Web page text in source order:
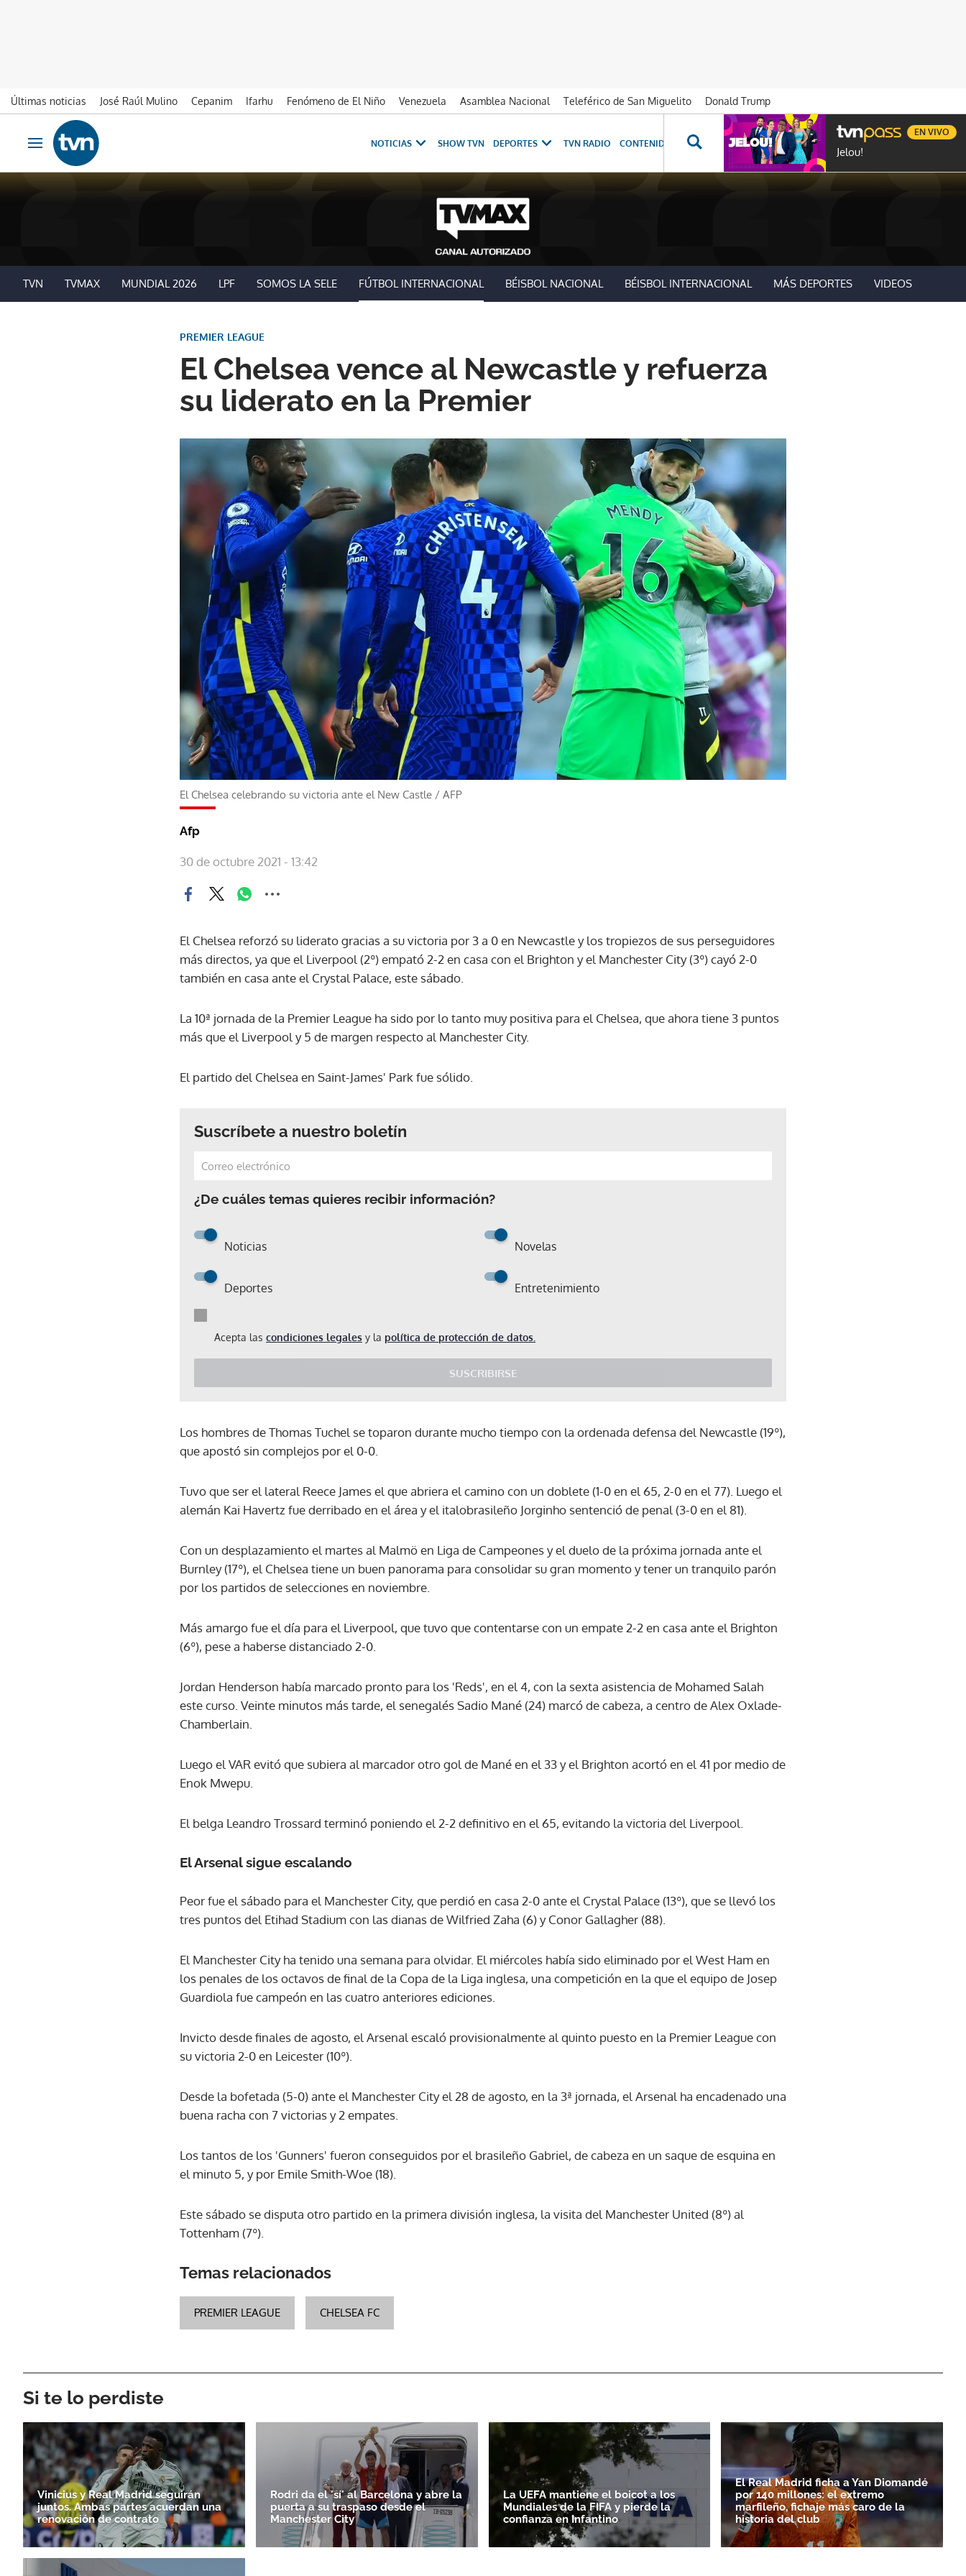
Últimas noticias José Raúl Mulino Cepanim Ifarhu Fenómeno de El Niño Venezuela Asamblea Nacional Teleférico de San Miguelito
Donald Trump
Ir al contenido
Obrir navegació
NOTICIAS SHOW TVN DEPORTES TVN RADIO CONTENIDOS ESPECIALES NOVELAS PROGRAMAS GENTE TVN
Jelou!
EN VIVO
TVN TVMAX MUNDIAL 2026 LPF SOMOS LA SELE FÚTBOL INTERNACIONAL BÉISBOL NACIONAL BÉISBOL INTERNACIONAL MÁS DEPORTES VIDEOS
El Chelsea vence al Newcastle y refuerza
su liderato en la Premier
PREMIER LEAGUE
El Chelsea celebrando su victoria ante el New Castle / AFP
Afp
30 de octubre 2021 - 13:42
El Chelsea reforzó su liderato gracias a su victoria por 3 a 0 en Newcastle y los tropiezos de sus perseguidores
más directos, ya que el Liverpool (2º) empató 2-2 en casa con el Brighton y el Manchester City (3º) cayó 2-0
también en casa ante el Crystal Palace, este sábado.
La 10ª jornada de la Premier League ha sido por lo tanto muy positiva para el Chelsea, que ahora tiene 3 puntos
más que el Liverpool y 5 de margen respecto al Manchester City.
El partido del Chelsea en Saint-James' Park fue sólido.
Suscríbete a nuestro boletín
¿De cuáles temas quieres recibir información?
Noticias Novelas
Deportes Entretenimiento
Acepta las condiciones legales y la política de protección de datos.
SUSCRIBIRSE
Los hombres de Thomas Tuchel se toparon durante mucho tiempo con la ordenada defensa del Newcastle (19º),
que apostó sin complejos por el 0-0.
Tuvo que ser el lateral Reece James el que abriera el camino con un doblete (1-0 en el 65, 2-0 en el 77). Luego el
alemán Kai Havertz fue derribado en el área y el italobrasileño Jorginho sentenció de penal (3-0 en el 81).
Con un desplazamiento el martes al Malmö en Liga de Campeones y el duelo de la próxima jornada ante el
Burnley (17º), el Chelsea tiene un buen panorama para consolidar su gran momento y tener un tranquilo parón
por los partidos de selecciones en noviembre.
Más amargo fue el día para el Liverpool, que tuvo que contentarse con un empate 2-2 en casa ante el Brighton
(6º), pese a haberse distanciado 2-0.
Jordan Henderson había marcado pronto para los 'Reds', en el 4, con la sexta asistencia de Mohamed Salah
este curso. Veinte minutos más tarde, el senegalés Sadio Mané (24) marcó de cabeza, a centro de Alex Oxlade-
Chamberlain.
Luego el VAR evitó que subiera al marcador otro gol de Mané en el 33 y el Brighton acortó en el 41 por medio de
Enok Mwepu.
El belga Leandro Trossard terminó poniendo el 2-2 definitivo en el 65, evitando la victoria del Liverpool.
El Arsenal sigue escalando
Peor fue el sábado para el Manchester City, que perdió en casa 2-0 ante el Crystal Palace (13º), que se llevó los
tres puntos del Etihad Stadium con las dianas de Wilfried Zaha (6) y Conor Gallagher (88).
El Manchester City ha tenido una semana para olvidar. El miércoles había sido eliminado por el West Ham en
los penales de los octavos de final de la Copa de la Liga inglesa, una competición en la que el equipo de Josep
Guardiola fue campeón en las cuatro anteriores ediciones.
Invicto desde finales de agosto, el Arsenal escaló provisionalmente al quinto puesto en la Premier League con
su victoria 2-0 en Leicester (10º).
Desde la bofetada (5-0) ante el Manchester City el 28 de agosto, en la 3ª jornada, el Arsenal ha encadenado una
buena racha con 7 victorias y 2 empates.
Los tantos de los 'Gunners' fueron conseguidos por el brasileño Gabriel, de cabeza en un saque de esquina en
el minuto 5, y por Emile Smith-Woe (18).
Este sábado se disputa otro partido en la primera división inglesa, la visita del Manchester United (8º) al
Tottenham (7º).
Temas relacionados
PREMIER LEAGUE CHELSEA FC
Si te lo perdiste
Vinicius y Real Madrid seguirán
juntos. Ambas partes acuerdan una
renovación de contrato
Rodri da el 'sí' al Barcelona y abre la
puerta a su traspaso desde el
Manchester City
La UEFA mantiene el boicot a los
Mundiales de la FIFA y pierde la
confianza en Infantino
El Real Madrid ficha a Yan Diomandé
por 140 millones: el extremo
marfileño, fichaje más caro de la
historia del club